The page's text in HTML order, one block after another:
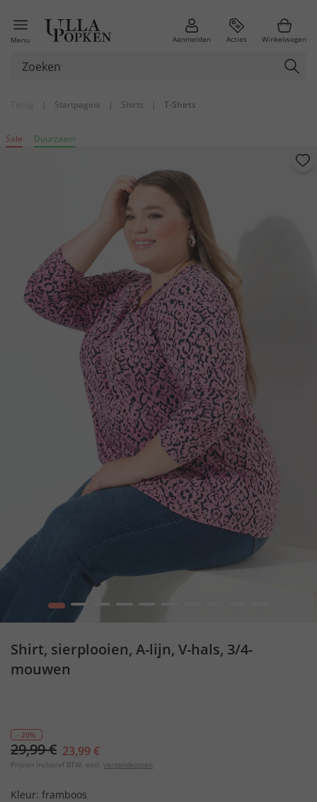
Menu Aanmelden Acties Winkelwagen
| Startpagina | Shirts | T-Shirts
Sale Duurzaam
1 2 3 4 5
Shirt, sierplooien, A-lijn, V-hals, 3/4-
mouwen
- 20%
29,99 € 23,99 €
Prijzen inclusief BTW, excl. verzendkosten
Kleur: framboos